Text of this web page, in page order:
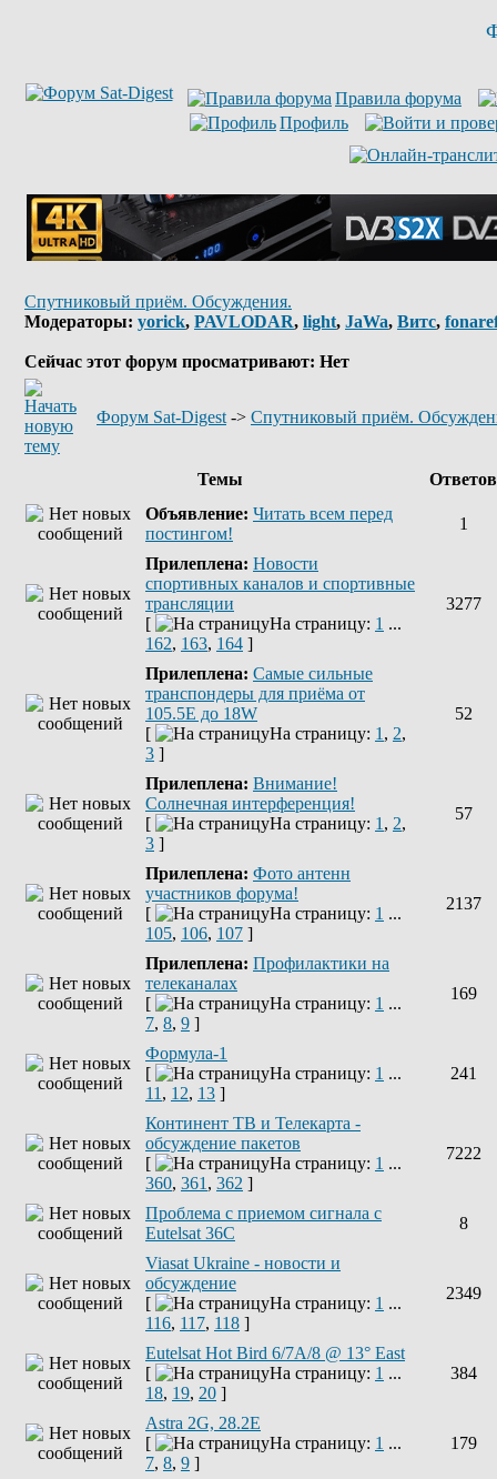
Правила форума
Профиль
Спутниковый приём. Обсуждения.
Модераторы: yorick, PAVLODAR, light, JaWa, Витс,
Сейчас этот форум просматривают: Нет
Форум Sat-Digest -> Спутниковый приём.
Темы
Объявление: Читать всем перед
постингом!
1
Прилеплена: Новости
спортивных каналов и спортивные
трансляции
[
На страницу: 1 ...
162, 163, 164 ]
3277
Прилеплена: Самые сильные
транспондеры для приёма от
105.5Е до 18W
[
На страницу: 1 , 2,
3 ]
52
Прилеплена: Внимание!
Солнечная интерференция!
[
На страницу: 1 , 2,
3 ]
57
Прилеплена: Фото антенн
участников форума!
[
На страницу: 1 ...
105, 106, 107 ]
2137
Прилеплена: Профилактики на
телеканалах
[
На страницу: 1 ...
7, 8, 9 ]
169
Формула-1
[
На страницу: 1 ...
11 , 12, 13 ]
241
Континент ТВ и Телекарта -
обсуждение пакетов
[
На страницу: 1 ...
360, 361 , 362 ]
7222
Проблема с приемом сигнала с
Eutelsat 36C
8
Viasat Ukraine - новости и
обсуждение
[
На страницу: 1 ...
116, 117, 118 ]
2349
Eutelsat Hot Bird 6/7A/8 @ 13° East
[
На страницу: 1 ...
18, 19, 20 ]
384
Astra 2G, 28.2E
[
На страницу: 1 ...
7, 8, 9 ]
179